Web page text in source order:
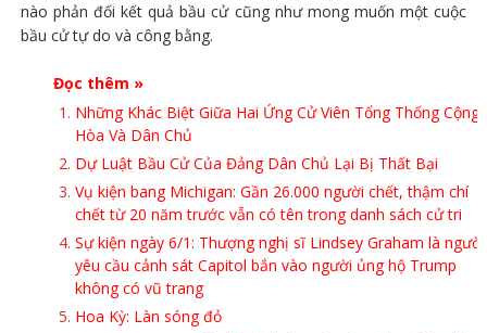
nào phản đối kết quả bầu cử cũng như mong muốn một cuộc
bầu cử tự do và công bằng.
Đọc thêm »
Những Khác Biệt Giữa Hai Ứng Cử Viên Tổng Thống Cộng
Hòa Và Dân Chủ
Dự Luật Bầu Cử Của Đảng Dân Chủ Lại Bị Thất Bại
Vụ kiện bang Michigan: Gần 26.000 người chết, thậm chí
chết từ 20 năm trước vẫn có tên trong danh sách cử tri
Sự kiện ngày 6/1: Thượng nghị sĩ Lindsey Graham là người
yêu cầu cảnh sát Capitol bắn vào người ủng hộ Trump
không có vũ trang
Hoa Kỳ: Làn sóng đỏ